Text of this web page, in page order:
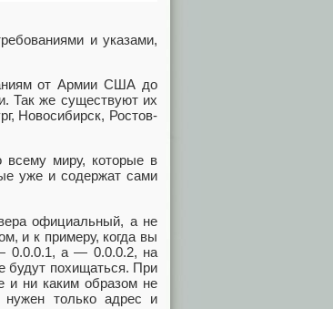
и указами,
от Армии США до
Так же существуют их
Новосибирск, Ростов-
всему миру, которые в
уже и содержат сами
официальный, а не
и к примеру, когда вы
0.0.0.1, а — 0.0.0.2, на
будут похищаться. При
и ни каким образом не
нужен только адрес и